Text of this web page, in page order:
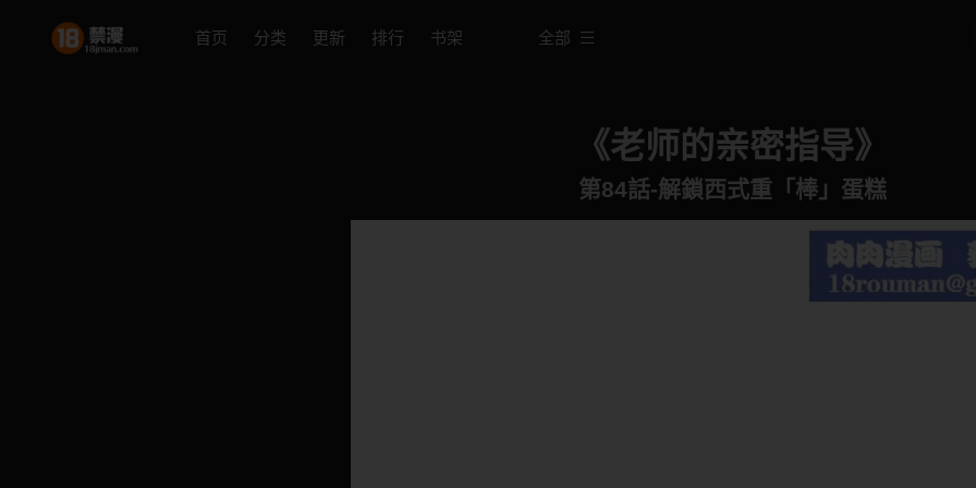
首页 分类 更新 排行 书架 全部
《老师的亲密指导》
第84話-解鎖西式重「棒」蛋糕